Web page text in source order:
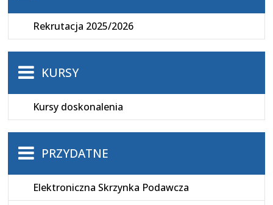
Rekrutacja 2025/2026
KURSY
Kursy doskonalenia
PRZYDATNE
Elektroniczna Skrzynka Podawcza